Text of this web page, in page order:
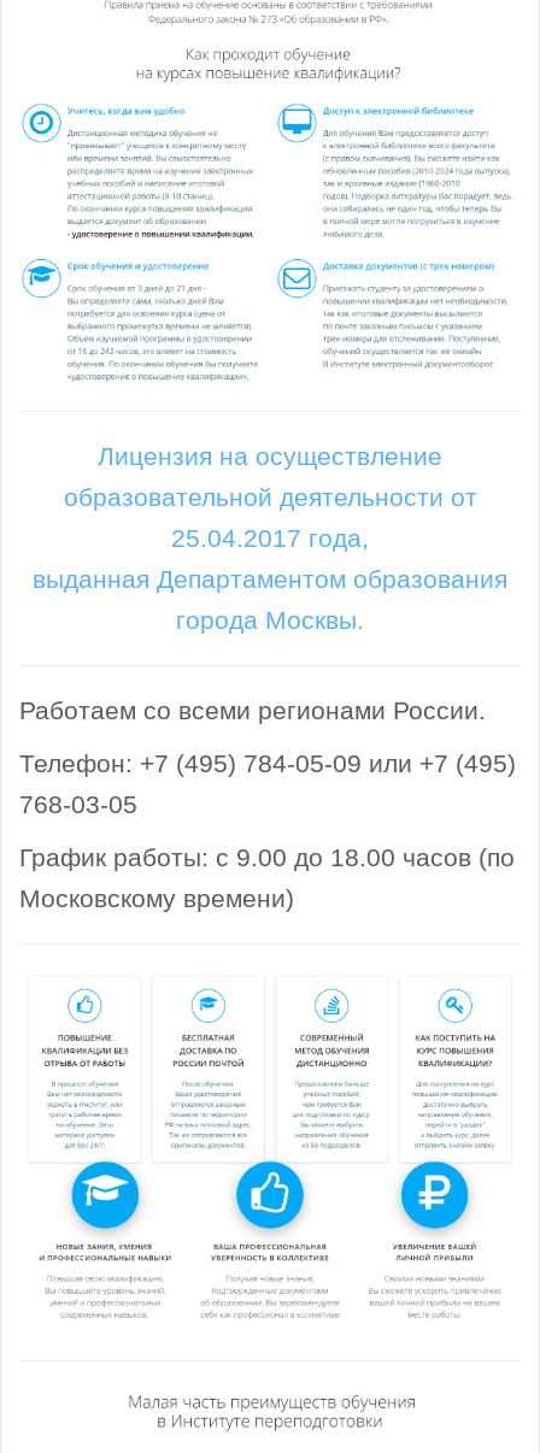
Лицензия на осуществление
образовательной деятельности от
25.04.2017 года,
выданная Департаментом образования
города Москвы.
Работаем со всеми регионами России.
Телефон: +7 (495) 784-05-09 или +7 (495)
768-03-05
График работы: с 9.00 до 18.00 часов (по
Московскому времени)